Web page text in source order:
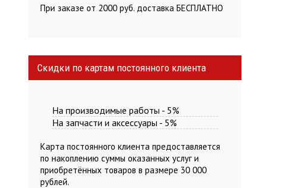
При заказе от 2000 руб. доставка БЕСПЛАТНО
Скидки по картам постоянного клиента
На производимые работы - 5%
На запчасти и аксессуары - 5%
Карта постоянного клиента предоставляется
по накоплению суммы оказанных услуг и
приобретённых товаров в размере 30 000
рублей.